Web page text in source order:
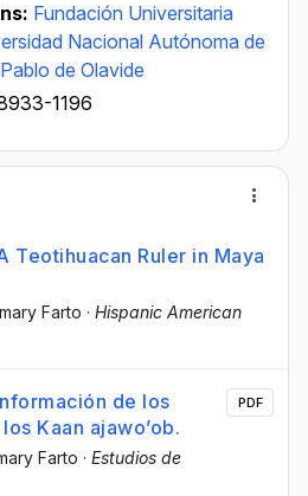
Fundación Universitaria
Nacional Autónoma de
de Olavide
1196
Teotihuacan Ruler in Maya
Farto · Hispanic American
de los
Kaan ajawo’ob.
Farto · Estudios de
PDF